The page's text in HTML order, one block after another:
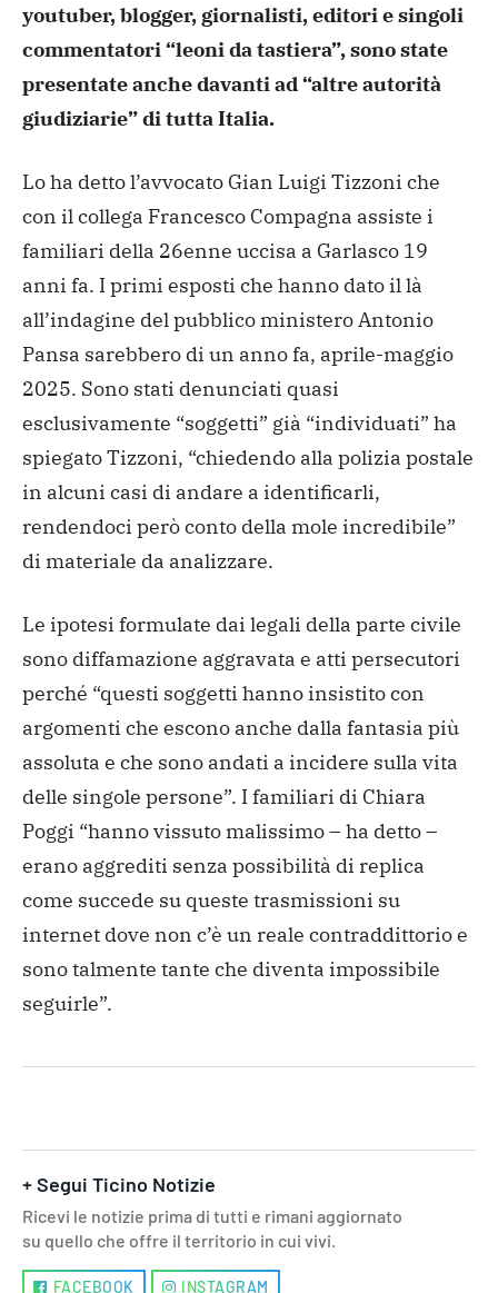
youtuber, blogger, giornalisti, editori e singoli
commentatori “leoni da tastiera”, sono state
presentate anche davanti ad “altre autorità
giudiziarie” di tutta Italia.
Lo ha detto l’avvocato Gian Luigi Tizzoni che
con il collega Francesco Compagna assiste i
familiari della 26enne uccisa a Garlasco 19
anni fa. I primi esposti che hanno dato il là
all’indagine del pubblico ministero Antonio
Pansa sarebbero di un anno fa, aprile-maggio
2025. Sono stati denunciati quasi
esclusivamente “soggetti” già “individuati” ha
spiegato Tizzoni, “chiedendo alla polizia postale
in alcuni casi di andare a identificarli,
rendendoci però conto della mole incredibile”
di materiale da analizzare.
Le ipotesi formulate dai legali della parte civile
sono diffamazione aggravata e atti persecutori
perché “questi soggetti hanno insistito con
argomenti che escono anche dalla fantasia più
assoluta e che sono andati a incidere sulla vita
delle singole persone”. I familiari di Chiara
Poggi “hanno vissuto malissimo – ha detto –
erano aggrediti senza possibilità di replica
come succede su queste trasmissioni su
internet dove non c’è un reale contraddittorio e
sono talmente tante che diventa impossibile
seguirle”.
+ Segui Ticino Notizie
Ricevi le notizie prima di tutti e rimani aggiornato
su quello che offre il territorio in cui vivi.
FACEBOOK INSTAGRAM